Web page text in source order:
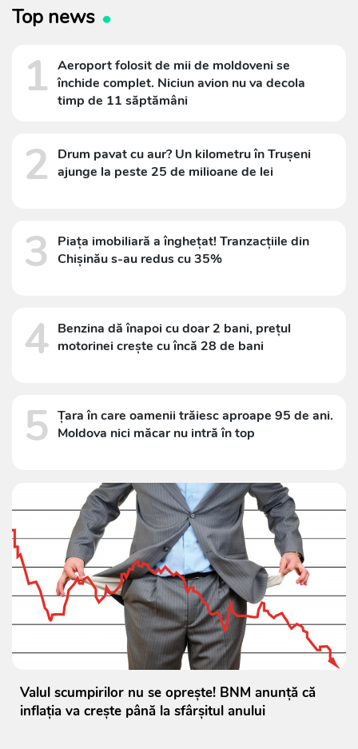
Top news
1 Aeroport folosit de mii de moldoveni se
închide complet. Niciun avion nu va decola
timp de 11 săptămâni
2
Drum pavat cu aur? Un kilometru în Trușeni
ajunge la peste 25 de milioane de lei
3
Piața imobiliară a înghețat! Tranzacțiile din
Chișinău s-au redus cu 35%
4 Benzina dă înapoi cu doar 2 bani, prețul
motorinei crește cu încă 28 de bani
5 Țara în care oamenii trăiesc aproape 95 de ani.
Moldova nici măcar nu intră în top
Valul scumpirilor nu se oprește! BNM anunță că
inflația va crește până la sfârșitul anului